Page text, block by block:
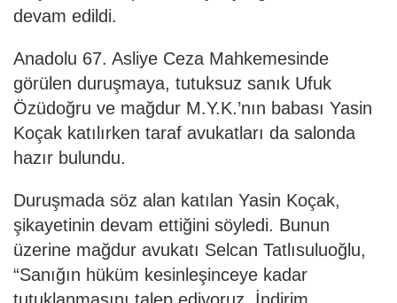
devam edildi.
Anadolu 67. Asliye Ceza Mahkemesinde
görülen duruşmaya, tutuksuz sanık Ufuk
Özüdoğru ve mağdur M.Y.K.’nın babası Yasin
Koçak katılırken taraf avukatları da salonda
hazır bulundu.
Duruşmada söz alan katılan Yasin Koçak,
şikayetinin devam ettiğini söyledi. Bunun
üzerine mağdur avukatı Selcan Tatlısuluoğlu,
“Sanığın hüküm kesinleşinceye kadar
tutuklanmasını talep ediyoruz. İndirim